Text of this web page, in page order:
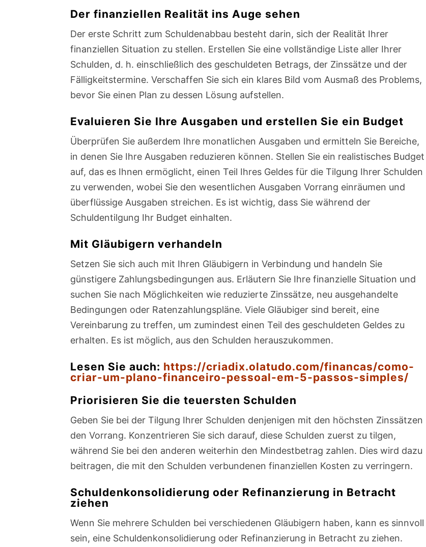
Der finanziellen Realität ins Auge sehen
Der erste Schritt zum Schuldenabbau besteht darin, sich der Realität Ihrer
finanziellen Situation zu stellen. Erstellen Sie eine vollständige Liste aller Ihrer
Schulden, d. h. einschließlich des geschuldeten Betrags, der Zinssätze und der
Fälligkeitstermine. Verschaffen Sie sich ein klares Bild vom Ausmaß des Problems,
bevor Sie einen Plan zu dessen Lösung aufstellen.
Evaluieren Sie Ihre Ausgaben und erstellen Sie ein Budget
Überprüfen Sie außerdem Ihre monatlichen Ausgaben und ermitteln Sie Bereiche,
in denen Sie Ihre Ausgaben reduzieren können. Stellen Sie ein realistisches Budget
auf, das es Ihnen ermöglicht, einen Teil Ihres Geldes für die Tilgung Ihrer Schulden
zu verwenden, wobei Sie den wesentlichen Ausgaben Vorrang einräumen und
überflüssige Ausgaben streichen. Es ist wichtig, dass Sie während der
Schuldentilgung Ihr Budget einhalten.
Mit Gläubigern verhandeln
Setzen Sie sich auch mit Ihren Gläubigern in Verbindung und handeln Sie
günstigere Zahlungsbedingungen aus. Erläutern Sie Ihre finanzielle Situation und
suchen Sie nach Möglichkeiten wie reduzierte Zinssätze, neu ausgehandelte
Bedingungen oder Ratenzahlungspläne. Viele Gläubiger sind bereit, eine
Vereinbarung zu treffen, um zumindest einen Teil des geschuldeten Geldes zu
erhalten. Es ist möglich, aus den Schulden herauszukommen.
Lesen Sie auch: https://criadix.olatudo.com/financas/como-
criar-um-plano-financeiro-pessoal-em-5-passos-simples/
Priorisieren Sie die teuersten Schulden
Geben Sie bei der Tilgung Ihrer Schulden denjenigen mit den höchsten Zinssätzen
den Vorrang. Konzentrieren Sie sich darauf, diese Schulden zuerst zu tilgen,
während Sie bei den anderen weiterhin den Mindestbetrag zahlen. Dies wird dazu
beitragen, die mit den Schulden verbundenen finanziellen Kosten zu verringern.
Schuldenkonsolidierung oder Refinanzierung in Betracht
ziehen
Wenn Sie mehrere Schulden bei verschiedenen Gläubigern haben, kann es sinnvoll
sein, eine Schuldenkonsolidierung oder Refinanzierung in Betracht zu ziehen.